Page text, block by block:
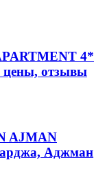
4*
отзывы
AJMAN
Аджман